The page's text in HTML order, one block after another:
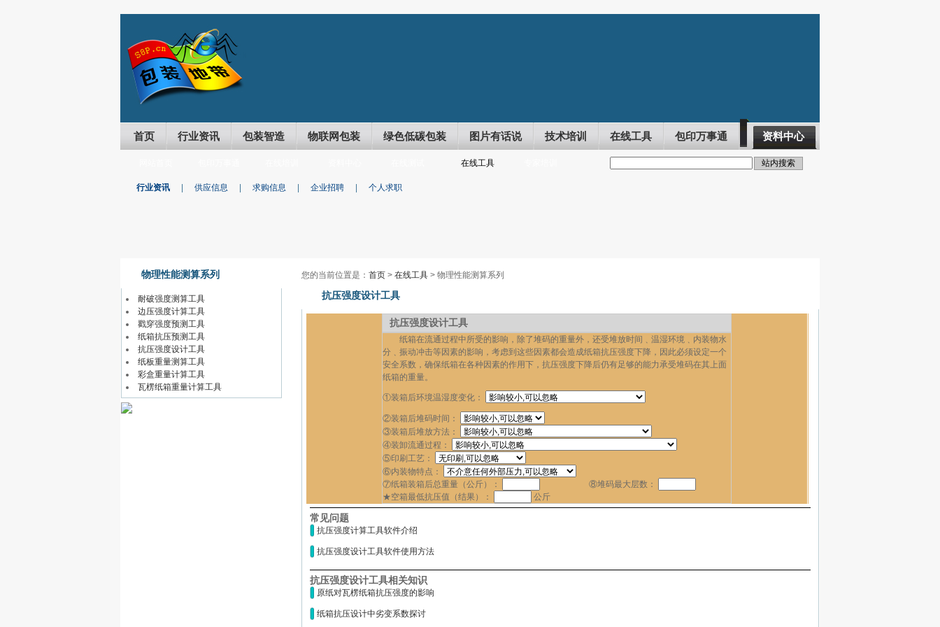
首页 行业资讯 包装智造 物联网包装 绿色低碳包装 图片有话说 技术培训 在线工具 包印万事通 资料中心
在线工具
行业资讯 供应信息 求购信息 企业招聘 个人求职
物理性能测算系列
耐破强度测算工具
边压强度计算工具
戳穿强度预测工具
纸箱抗压预测工具
抗压强度设计工具
纸板重量测算工具
彩盒重量计算工具
瓦楞纸箱重量计算工具
您的当前位置是： 首页 > 在线工具 > 物理性能测算系列
抗压强度设计工具
抗压强度设计工具
纸箱在流通过程中所受的影响，除了堆码的重量外，还受堆放时间﹑温湿环境﹑内装物水
分﹑振动冲击等因素的影响，考虑到这些因素都会造成纸箱抗压强度下降，因此必须设定一个
安全系数，确保纸箱在各种因素的作用下，抗压强度下降后仍有足够的能力承受堆码在其上面
纸箱的重量。
①装箱后环境温湿度变化：
②装箱后堆码时间：
③装箱后堆放方法：
④装卸流通过程：
⑤印刷工艺：
⑥内装物特点：
⑦纸箱装箱后总重量（公斤）：
⑧堆码最大层数：
★空箱最低抗压值（结果）：
公斤
常见问题
抗压强度计算工具软件介绍
抗压强度设计工具软件使用方法
抗压强度设计工具相关知识
原纸对瓦楞纸箱抗压强度的影响
纸箱抗压设计中劣变系数探讨